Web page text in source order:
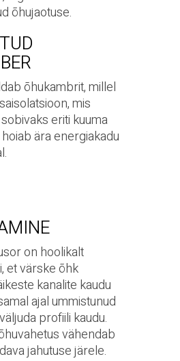
õhujaotuse.
õhukambrit, millel
mis
eriti kuuma
ära energiakadu
on hoolikalt
et värske õhk
kanalite kaudu
ajal ummistunud
profiili kaudu.
vähendab
jahutuse järele.